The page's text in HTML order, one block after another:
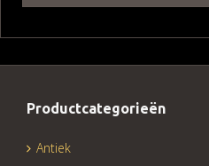
Productcategorieën
Antiek